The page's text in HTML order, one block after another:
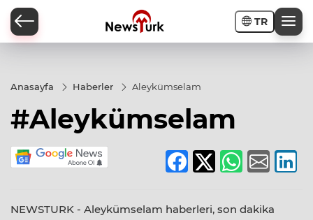
TR
Anasayfa Haberler Aleykümselam
#Aleykümselam
NEWSTURK - Aleykümselam haberleri, son dakika